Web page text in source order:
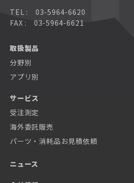
取扱製品
分野別
アプリ別
サービス
受注測定
海外委託販売
パーツ・消耗品お見積依頼
ニュース
TEL : 03-5964-6620
FAX : 03-5964-6621